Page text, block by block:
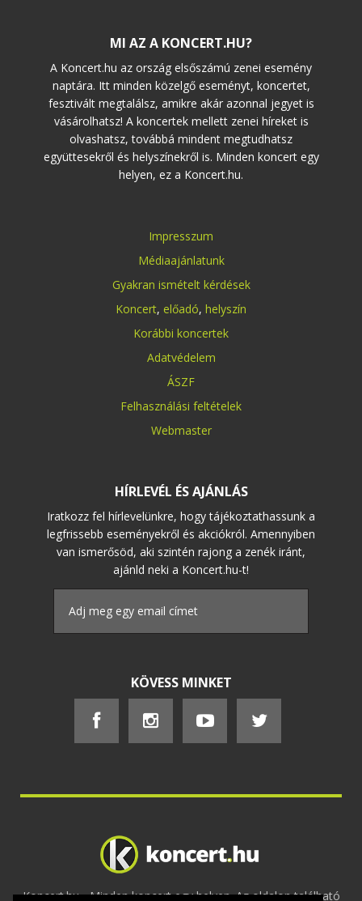
MI AZ A KONCERT.HU?
A Koncert.hu az ország elsőszámú zenei esemény
naptára. Itt minden közelgő eseményt, koncertet,
fesztivált megtalálsz, amikre akár azonnal jegyet is
vásárolhatsz! A koncertek mellett zenei híreket is
olvashatsz, továbbá mindent megtudhatsz
együttesekről és helyszínekről is. Minden koncert egy
helyen, ez a Koncert.hu.
Impresszum
Médiaajánlatunk
Gyakran ismételt kérdések
Koncert, előadó, helyszín
Korábbi koncertek
Adatvédelem
ÁSZF
Felhasználási feltételek
Webmaster
HÍRLEVÉL ÉS AJÁNLÁS
Iratkozz fel hírlevelünkre, hogy tájékoztathassunk a
legfrissebb eseményekről és akciókról. Amennyiben
van ismerősöd, aki szintén rajong a zenék iránt,
ajánld neki a Koncert.hu-t!
KÖVESS MINKET
Koncert.hu - Minden koncert egy helyen. Az oldalon található